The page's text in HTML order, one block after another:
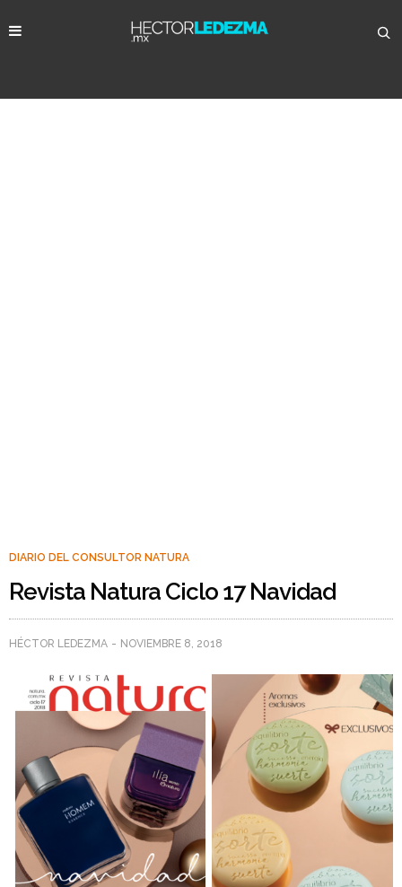
DIARIO DEL CONSULTOR NATURA
Revista Natura Ciclo 17 Navidad
HÉCTOR LEDEZMA NOVIEMBRE 8, 2018